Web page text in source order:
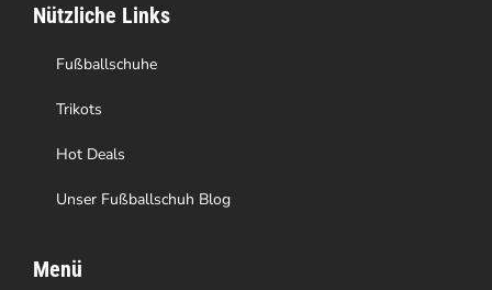
der
Produktseite
gewählt
werden
Nützliche Links
Fußballschuhe
Trikots
Hot Deals
Unser Fußballschuh Blog
Menü